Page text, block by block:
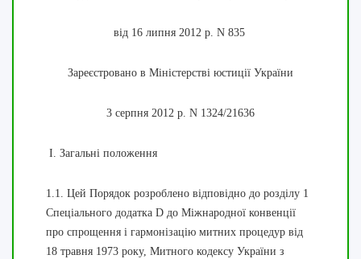
від 16 липня 2012 р. N 835
Зареєстровано в Міністерстві юстиції України
3 серпня 2012 р. N 1324/21636
І. Загальні положення
1.1. Цей Порядок розроблено відповідно до розділу 1
Спеціального додатка D до Міжнародної конвенції
про спрощення і гармонізацію митних процедур від
18 травня 1973 року, Митного кодексу України з